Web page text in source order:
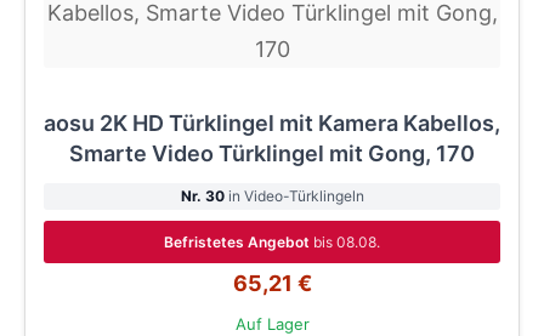
aosu 2K HD Türklingel mit Kamera Kabellos,
Smarte Video Türklingel mit Gong, 170
Nr. 30in Video-Türklingeln
Befristetes Angebot bis 08.08.
65,21 €
Auf Lager